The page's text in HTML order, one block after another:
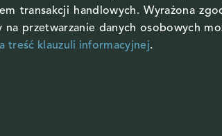
transakcji handlowych. Wyrażona
na przetwarzanie danych osobowych
treść klauzuli informacyjnej.